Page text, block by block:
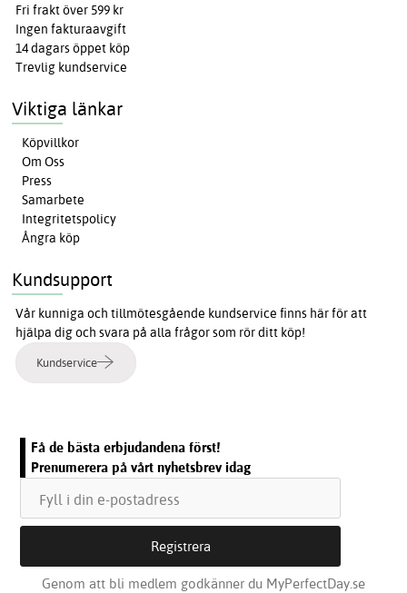
Fri frakt över 599 kr
Ingen fakturaavgift
14 dagars öppet köp
Trevlig kundservice
Viktiga länkar
Köpvillkor
Om Oss
Press
Samarbete
Integritetspolicy
Ångra köp
Kundsupport
Vår kunniga och tillmötesgående kundservice finns här för att
hjälpa dig och svara på alla frågor som rör ditt köp!
Kundservice
Få de bästa erbjudandena först!
Prenumerera på vårt nyhetsbrev idag
Genom att bli medlem godkänner du MyPerfectDay.se